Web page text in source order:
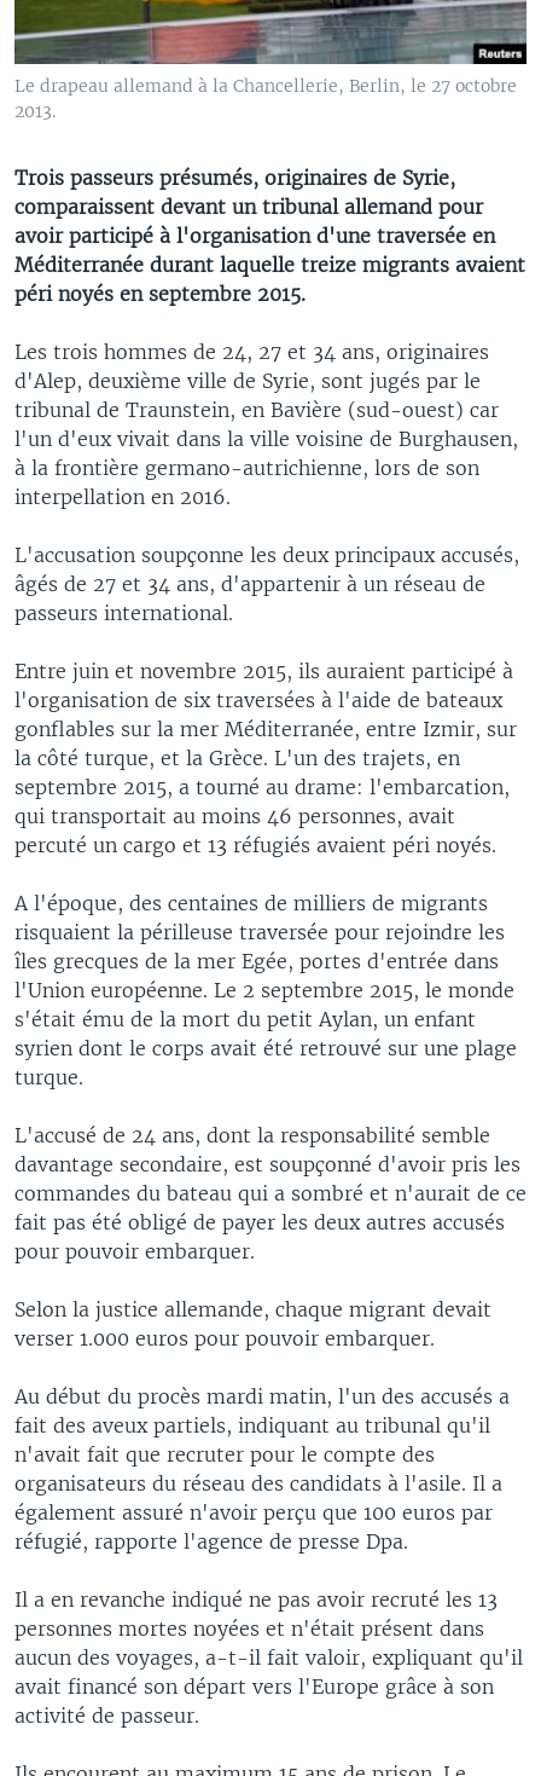
Le drapeau allemand à la Chancellerie, Berlin, le 27 octobre
2013.
Trois passeurs présumés, originaires de Syrie,
comparaissent devant un tribunal allemand pour
avoir participé à l'organisation d'une traversée en
Méditerranée durant laquelle treize migrants avaient
péri noyés en septembre 2015.
Les trois hommes de 24, 27 et 34 ans, originaires
d'Alep, deuxième ville de Syrie, sont jugés par le
tribunal de Traunstein, en Bavière (sud-ouest) car
l'un d'eux vivait dans la ville voisine de Burghausen,
à la frontière germano-autrichienne, lors de son
interpellation en 2016.
L'accusation soupçonne les deux principaux accusés,
âgés de 27 et 34 ans, d'appartenir à un réseau de
passeurs international.
Entre juin et novembre 2015, ils auraient participé à
l'organisation de six traversées à l'aide de bateaux
gonflables sur la mer Méditerranée, entre Izmir, sur
la côté turque, et la Grèce. L'un des trajets, en
septembre 2015, a tourné au drame: l'embarcation,
qui transportait au moins 46 personnes, avait
percuté un cargo et 13 réfugiés avaient péri noyés.
A l'époque, des centaines de milliers de migrants
risquaient la périlleuse traversée pour rejoindre les
îles grecques de la mer Egée, portes d'entrée dans
l'Union européenne. Le 2 septembre 2015, le monde
s'était ému de la mort du petit Aylan, un enfant
syrien dont le corps avait été retrouvé sur une plage
turque.
L'accusé de 24 ans, dont la responsabilité semble
davantage secondaire, est soupçonné d'avoir pris les
commandes du bateau qui a sombré et n'aurait de ce
fait pas été obligé de payer les deux autres accusés
pour pouvoir embarquer.
Selon la justice allemande, chaque migrant devait
verser 1.000 euros pour pouvoir embarquer.
Au début du procès mardi matin, l'un des accusés a
fait des aveux partiels, indiquant au tribunal qu'il
n'avait fait que recruter pour le compte des
organisateurs du réseau des candidats à l'asile. Il a
également assuré n'avoir perçu que 100 euros par
réfugié, rapporte l'agence de presse Dpa.
Il a en revanche indiqué ne pas avoir recruté les 13
personnes mortes noyées et n'était présent dans
aucun des voyages, a-t-il fait valoir, expliquant qu'il
avait financé son départ vers l'Europe grâce à son
activité de passeur.